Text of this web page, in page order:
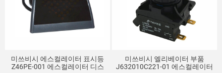
미쓰비시 에스컬레이터 표시등
Z46PE-001 에스컬레이터 디스
미쓰비시 엘리베이터 부품
J632010C221-01 에스컬레이터